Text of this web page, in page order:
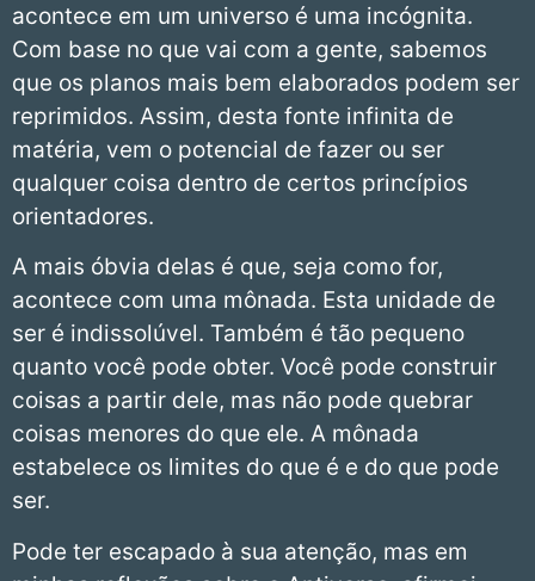
acontece em um universo é uma incógnita.
Com base no que vai com a gente, sabemos
que os planos mais bem elaborados podem ser
reprimidos. Assim, desta fonte infinita de
matéria, vem o potencial de fazer ou ser
qualquer coisa dentro de certos princípios
orientadores.
A mais óbvia delas é que, seja como for,
acontece com uma mônada. Esta unidade de
ser é indissolúvel. Também é tão pequeno
quanto você pode obter. Você pode construir
coisas a partir dele, mas não pode quebrar
coisas menores do que ele. A mônada
estabelece os limites do que é e do que pode
ser.
Pode ter escapado à sua atenção, mas em